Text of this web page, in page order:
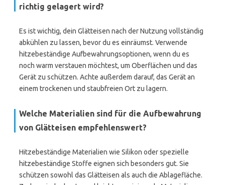
richtig gelagert wird?
Es ist wichtig, dein Glätteisen nach der Nutzung vollständig
abkühlen zu lassen, bevor du es einräumst. Verwende
hitzebeständige Aufbewahrungsoptionen, wenn du es
noch warm verstauen möchtest, um Oberflächen und das
Gerät zu schützen. Achte außerdem darauf, das Gerät an
einem trockenen und staubfreien Ort zu lagern.
Welche Materialien sind für die Aufbewahrung
von Glätteisen empfehlenswert?
Hitzebeständige Materialien wie Silikon oder spezielle
hitzebeständige Stoffe eignen sich besonders gut. Sie
schützen sowohl das Glätteisen als auch die Ablagefläche.